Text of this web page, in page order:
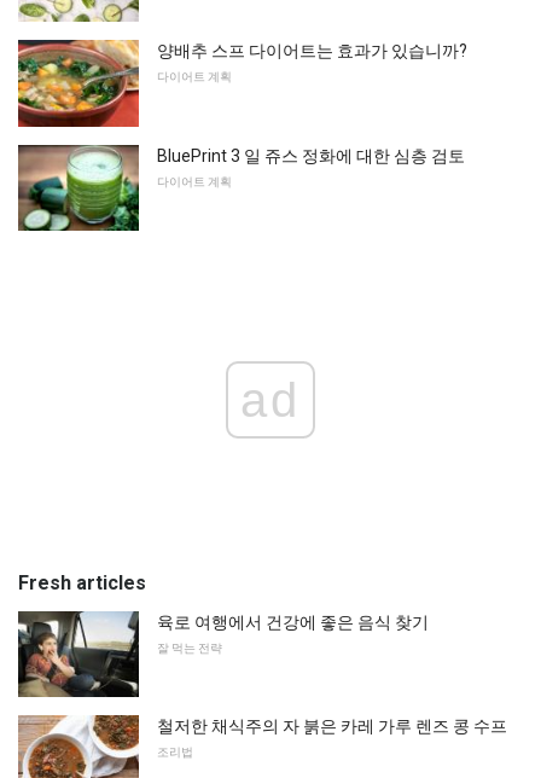
양배추 스프 다이어트는 효과가 있습니까?
다이어트 계획
BluePrint 3 일 쥬스 정화에 대한 심층 검토
다이어트 계획
ad
Fresh articles
육로 여행에서 건강에 좋은 음식 찾기
잘 먹는 전략
철저한 채식주의 자 붉은 카레 가루 렌즈 콩 수프
조리법